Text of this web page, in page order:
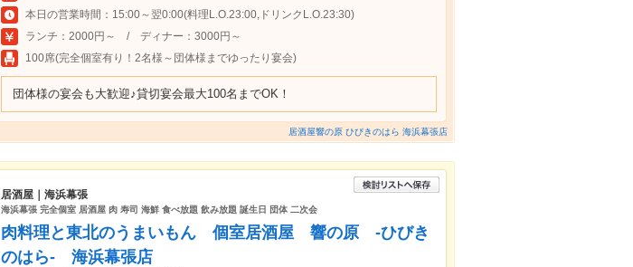
本日の営業時間：15:00～翌0:00(料理L.O.23:00,ドリンクL.O.23:30)
ランチ：2000円～ / ディナー：3000円～
100席(完全個室有り！2名様～団体様までゆったり宴会)
団体様の宴会も大歓迎♪貸切宴会最大100名までOK！
居酒屋響の原 ひびきのはら 海浜幕張店
居酒屋｜海浜幕張
海浜幕張 完全個室 居酒屋 肉 寿司 海鮮 食べ放題 飲み放題 誕生日 団体 二次会
肉料理と東北のうまいもん 個室居酒屋 響の原 -ひびき
のはら- 海浜幕張店